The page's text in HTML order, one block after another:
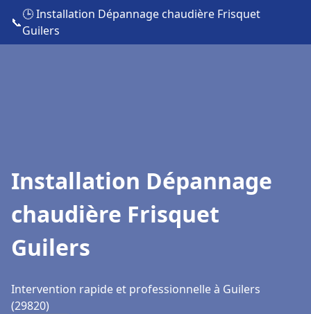
📞
🕒 Installation Dépannage chaudière Frisquet
Guilers
Installation Dépannage
chaudière Frisquet
Guilers
Intervention rapide et professionnelle à Guilers
(29820)